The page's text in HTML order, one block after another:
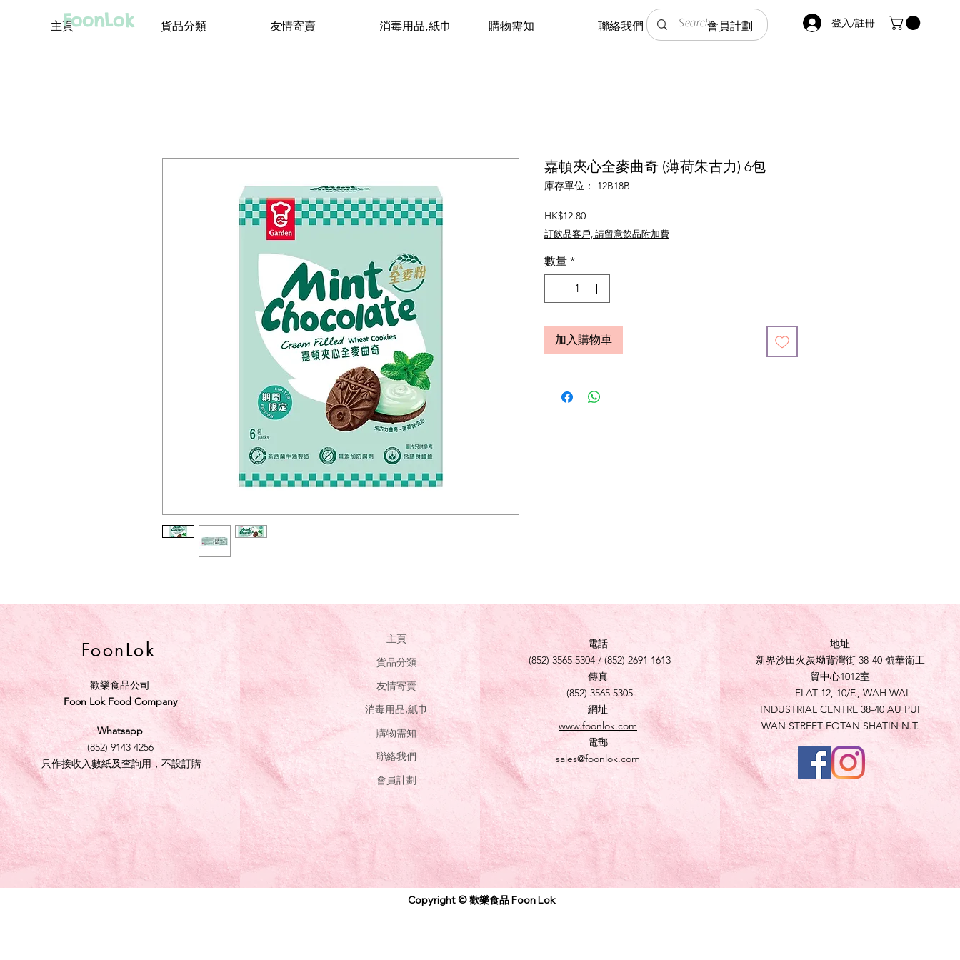
FoonLok 登入/註冊
主頁 貨品分類 友情寄賣 消毒用品,紙巾 購物需知 聯絡我們 會員計劃
嘉頓夾心全麥曲奇 (薄荷朱古力) 6包
庫存單位： 12B18B
HK$12.80價
格
訂飲品客戶, 請留意飲品附加費
數量 *
加入購物車
FoonLok
歡樂食品公司
Foon Lok Food Company
Whatsapp
(852) 9143 4256
只作接收入數紙及查詢用，不設訂購
主頁
貨品分類
友情寄賣
消毒用品,紙巾
購物需知
聯絡我們
會員計劃
電話
(852) 3565 5304 / (852) 2691 1613
傳真
(852) 3565 5305
網址
www.foonlok.com
電郵
sales@foonlok.com
地址
新界沙田火炭坳背灣街 38-40 號華衛工
貿中心1012室
FLAT 12, 10/F., WAH WAI
INDUSTRIAL CENTRE 38-40 AU PUI
WAN STREET FOTAN SHATIN N.T.
Copyright © 歡樂食品 Foon Lok